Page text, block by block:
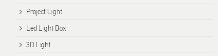
Project Light
Led Light Box
3D Light